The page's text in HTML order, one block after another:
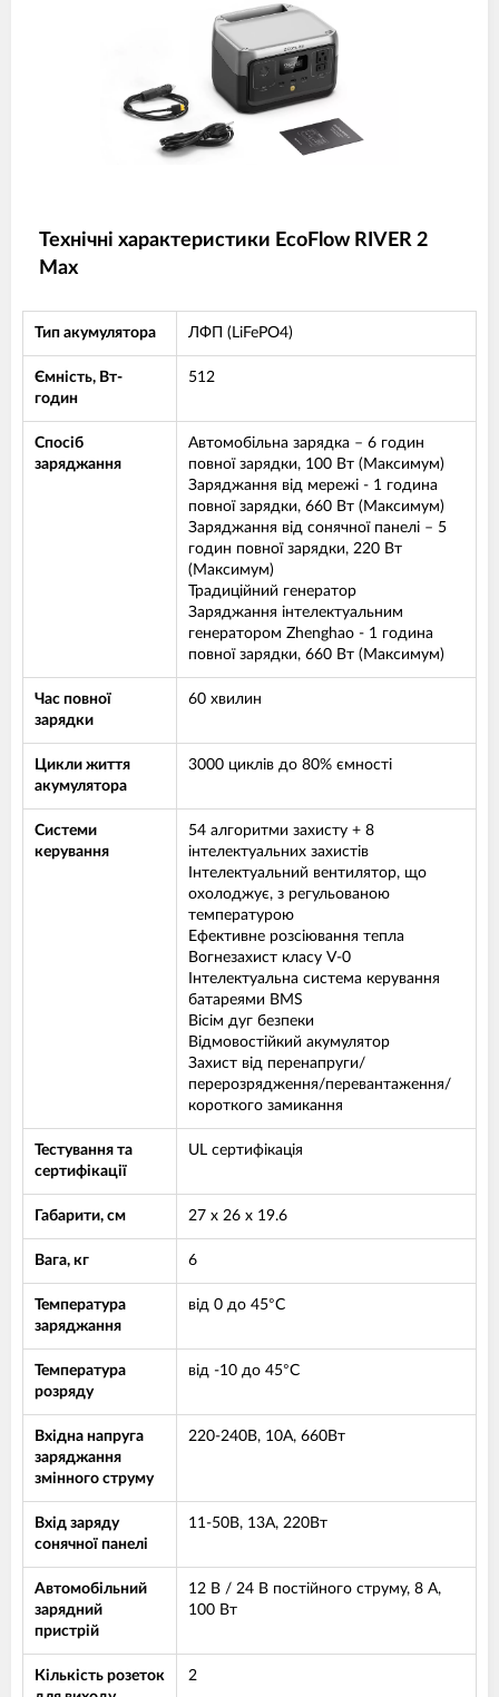
Технічні характеристики EcoFlow RIVER 2
Max
Тип акумулятора ЛФП (LiFePO4)
Ємність, Вт-
годин
512
Спосіб
заряджання
Автомобільна зарядка – 6 годин
повної зарядки, 100 Вт (Максимум)
Заряджання від мережі - 1 година
повної зарядки, 660 Вт (Максимум)
Заряджання від сонячної панелі – 5
годин повної зарядки, 220 Вт
(Максимум)
Традиційний генератор
Заряджання інтелектуальним
генератором Zhenghao - 1 година
повної зарядки, 660 Вт (Максимум)
Час повної
зарядки
60 хвилин
Цикли життя
акумулятора
3000 циклів до 80% ємності
Системи
керування
54 алгоритми захисту + 8
інтелектуальних захистів
Інтелектуальний вентилятор, що
охолоджує, з регульованою
температурою
Ефективне розсіювання тепла
Вогнезахист класу V-0
Інтелектуальна система керування
батареями BMS
Вісім дуг безпеки
Відмовостійкий акумулятор
Захист від перенапруги/
перерозрядження/перевантаження/
короткого замикання
Тестування та
сертифікації
UL сертифікація
Габарити, см 27 х 26 х 19.6
Вага, кг 6
Температура
заряджання
від 0 до 45°C
Температура
розряду
від -10 до 45°C
Вхідна напруга
заряджання
змінного струму
220-240В, 10А, 660Вт
Вхід заряду
сонячної панелі
11-50В, 13А, 220Вт
Автомобільний
зарядний
пристрій
12 В / 24 В постійного струму, 8 А,
100 Вт
Кількість розеток
2